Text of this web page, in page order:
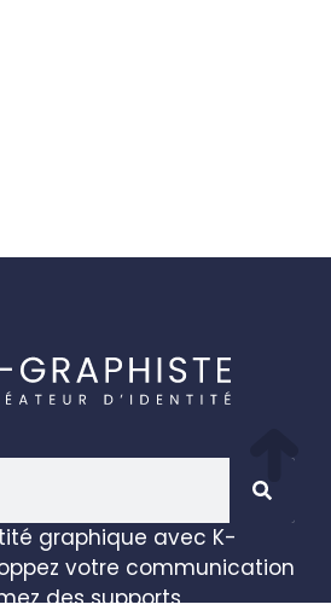
graphique avec K-
votre communication
des supports